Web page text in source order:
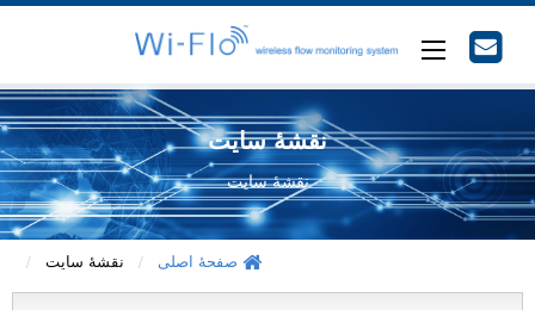
نقشۀ سایت
نقشۀ سایت
نقشۀ سایت صفحۀ اصلی